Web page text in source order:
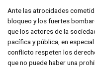
Ante las atrocidades
bloqueo y los fuertes
que los actores de la
pacífica y pública, en
conflicto respeten los
que no puede haber una